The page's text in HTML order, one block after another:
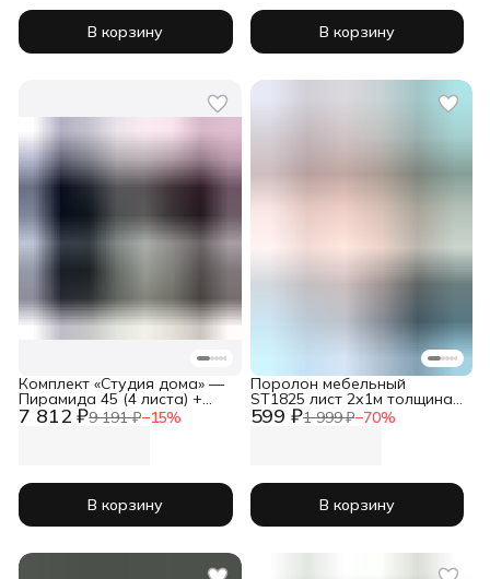
В корзину В корзину
7 812 ₽9 191 ₽−15%
Комплект «Студия дома» —
Пирамида 45 (4 листа) +
бас-ловушки (4 шт) +
В корзину
599 ₽1 999 ₽−70%
Поролон мебельный
ST1825 лист 2х1м толщина
20мм белый
В корзину